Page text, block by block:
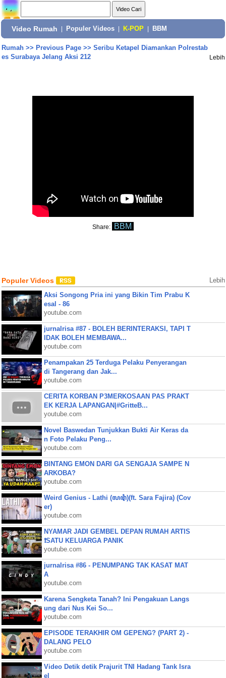
Video Rumah Populer Videos K-POP BBM
Rumah>> Previous Page>> Seribu Ketapel Diamankan Polrestab
es Surabaya Jelang Aksi 212
Lebih
Share: BBM
Populer Videos Lebih
Aksi Songong Pria ini yang Bikin Tim Prabu K
esal - 86
youtube.com
jurnalrisa #87 - BOLEH BERINTERAKSI, TAPI T
IDAK BOLEH MEMBAWA...
youtube.com
Penampakan 25 Terduga Pelaku Penyerangan
di Tangerang dan Jak...
youtube.com
CERITA KORBAN P3MERKOSAAN PAS PRAKT
EK KERJA LAPANGAN|#GritteB...
youtube.com
Novel Baswedan Tunjukkan Bukti Air Keras da
n Foto Pelaku Peng...
youtube.com
BINTANG EMON DARI GA SENGAJA SAMPE N
ARKOBA?
youtube.com
Weird Genius - Lathi (ꦭꦛꦶ)(ft. Sara Fajira) (Cov
er)
youtube.com
NYAMAR JADI GEMBEL DEPAN RUMAH ARTIS
❗SATU KELUARGA PANIK
youtube.com
jurnalrisa #86 - PENUMPANG TAK KASAT MAT
A
youtube.com
Karena Sengketa Tanah? Ini Pengakuan Langs
ung dari Nus Kei So...
youtube.com
EPISODE TERAKHIR OM GEPENG? (PART 2) -
DALANG PELO
youtube.com
Video Detik detik Prajurit TNI Hadang Tank Isra
el